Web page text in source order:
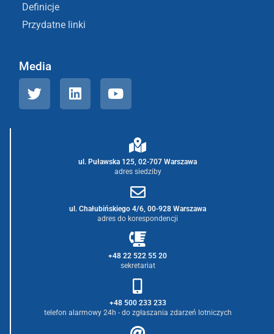
Definicje
Przydatne linki
Media
ul. Puławska 125, 02-707 Warszawa
adres siedziby
ul. Chałubińskiego 4/6, 00-928 Warszawa
adres do korespondencji
+48 22 522 55 20
sekretariat
+48 500 233 233
telefon alarmowy 24h - do zgłaszania zdarzeń lotniczych